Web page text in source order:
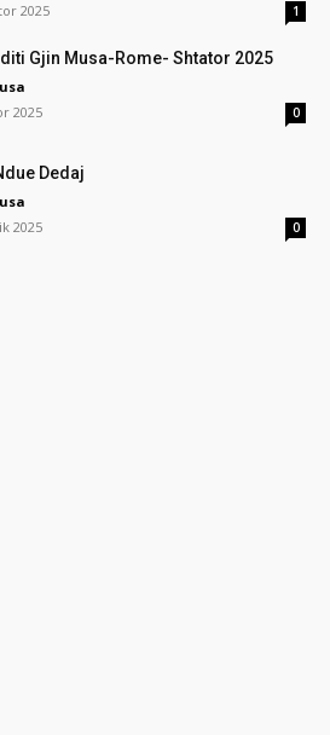
2025
1
Gjin Musa-Rome- Shtator 2025
2025
0
Dedaj
2025
0